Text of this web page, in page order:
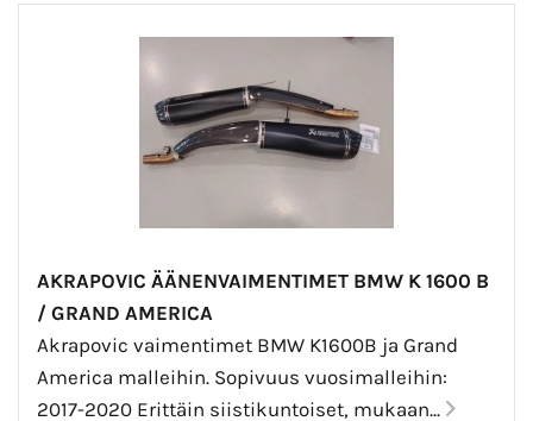
AKRAPOVIC ÄÄNENVAIMENTIMET BMW K 1600 B
/ GRAND AMERICA
Akrapovic vaimentimet BMW K1600B ja Grand
America malleihin. Sopivuus vuosimalleihin:
2017-2020 Erittäin siistikuntoiset, mukaan...